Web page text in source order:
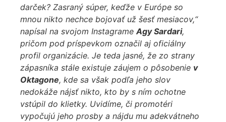
darček? Zasraný súper, keďže v Európe so
mnou nikto nechce bojovať už šesť mesiacov,“
napísal na svojom InstagrameAgy Sardari,
pričom pod príspevkom označil aj oficiálny
profil organizácie. Je teda jasné, že zo strany
zápasníka stále existuje záujem o pôsobenie v
Oktagone, kde sa však podľa jeho slov
nedokáže nájsť nikto, kto by s ním ochotne
vstúpil do klietky. Uvidíme, či promotéri
vypočujú jeho prosby a nájdu mu adekvátneho